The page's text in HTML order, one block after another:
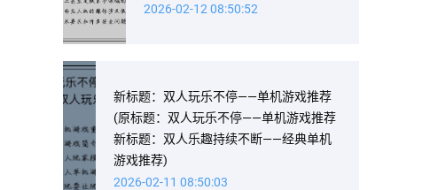
2026-02-12 08:50:52
新标题：双人玩乐不停——单机游戏推荐
(原标题：双人玩乐不停——单机游戏推荐
新标题：双人乐趣持续不断——经典单机
游戏推荐)
2026-02-11 08:50:03